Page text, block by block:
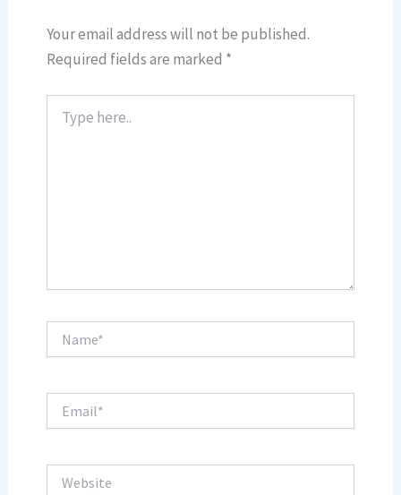
Your email address will not be published.
Required fields are marked *
here..